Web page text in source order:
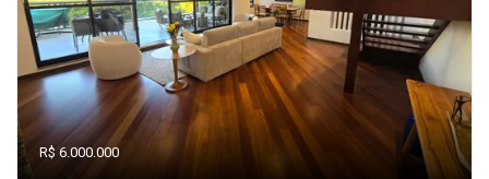
R$ 6.000.000